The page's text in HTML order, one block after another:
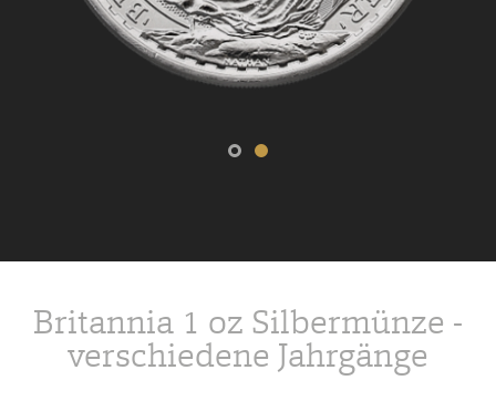
Britannia 1 oz Silbermünze -
verschiedene Jahrgänge